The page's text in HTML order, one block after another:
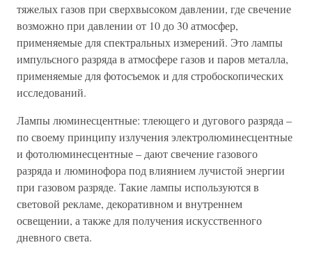
тяжелых газов при сверхвысоком давлении, где свечение
возможно при давлении от 10 до 30 атмосфер,
применяемые для спектральных измерений. Это лампы
импульсного разряда в атмосфере газов и паров металла,
применяемые для фотосъемок и для стробоскопических
исследований.
Лампы люминесцентные: тлеющего и дугового разряда –
по своему принципу излучения электролюминесцентные
и фотолюминесцентные – дают свечение газового
разряда и люминофора под влиянием лучистой энергии
при газовом разряде. Такие лампы используются в
световой рекламе, декоративном и внутреннем
освещении, а также для получения искусственного
дневного света.